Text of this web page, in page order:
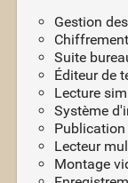
Gestion
Suite
Éditeur de
Lecture
Système
Publication
Lecteur
Montage